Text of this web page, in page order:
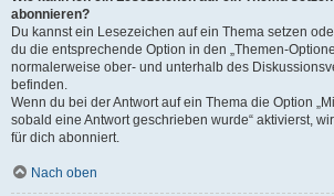
abonnieren?
Du kannst ein Lesezeichen auf ein Thema setzen
du die entsprechende Option in den „Themen-
normalerweise ober- und unterhalb des
befinden.
Wenn du bei der Antwort auf ein Thema die Option
sobald eine Antwort geschrieben wurde“ aktivierst,
für dich abonniert.
Nach oben